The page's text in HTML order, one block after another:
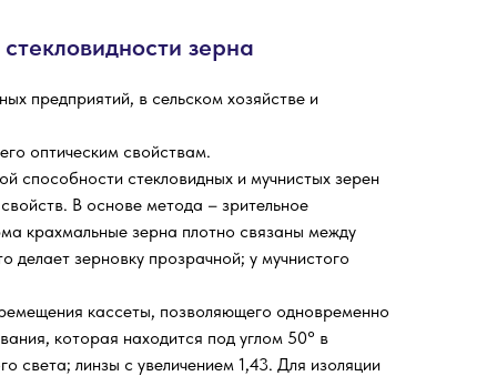
зерна
предприятий, в сельском хозяйстве и
оптическим свойствам.
способности стекловидных и мучнистых зерен
В основе метода – зрительное
крахмальные зерна плотно связаны между
зерновку прозрачной; у мучнистого
кассеты, позволяющего одновременно
которая находится под углом 50° в
света; линзы с увеличением 1,43. Для изоляции